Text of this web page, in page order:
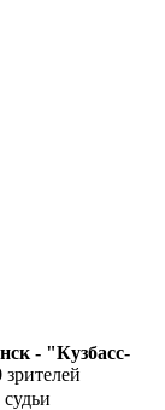
- "Кузбасс-